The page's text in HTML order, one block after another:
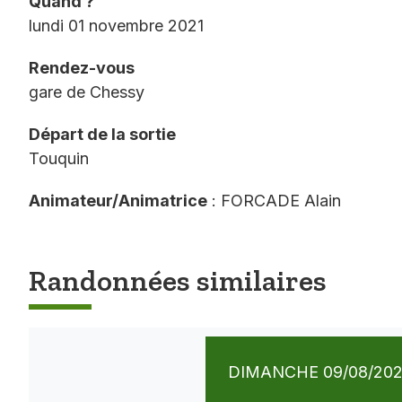
lundi 01 novembre 2021
Rendez-vous
gare de Chessy
Départ de la sortie
Touquin
Animateur/Animatrice : FORCADE Alain
Randonnées similaires
DIMANCHE 09/08/